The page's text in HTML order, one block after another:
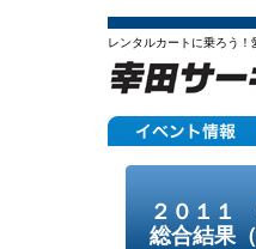
レンタルカートに乗ろう！
２０１１
総合結果（